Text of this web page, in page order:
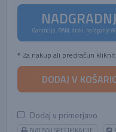
Garancija, RAM, diski, nalaganje
Za nakup ali predračun
DODAJ V
Dodaj v primerjavo